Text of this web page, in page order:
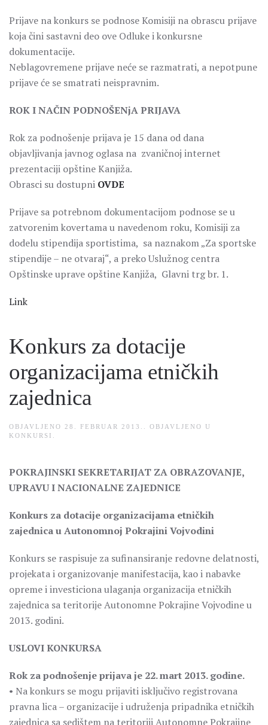
Prijave na konkurs se podnose Komisiji na obrascu prijave
koja čini sastavni deo ove Odluke i konkursne
dokumentacije.
Neblagovremene prijave neće se razmatrati, a nepotpune
prijave će se smatrati neispravnim.
ROK I NAČIN PODNOŠENjA PRIJAVA
Rok za podnošenje prijava je 15 dana od dana
objavljivanja javnog oglasa na zvaničnoj internet
prezentaciji opštine Kanjiža.
Obrasci su dostupni OVDE
Prijave sa potrebnom dokumentacijom podnose se u
zatvorenim kovertama u navedenom roku, Komisiji za
dodelu stipendija sportistima, sa naznakom „Za sportske
stipendije – ne otvaraj“, a preko Uslužnog centra
Opštinske uprave opštine Kanjiža, Glavni trg br. 1.
Link
Konkurs za dotacije
organizacijama etničkih
zajednica
OBJAVLJENO 28. FEBRUAR 2013.
. OBJAVLJENO U
KONKURSI
POKRAJINSKI SEKRETARIJAT ZA OBRAZOVANJE,
UPRAVU I NACIONALNE ZAJEDNICE
Konkurs za dotacije organizacijama etničkih
zajednica u Autonomnoj Pokrajini Vojvodini
Konkurs se raspisuje za sufinansiranje redovne delatnosti,
projekata i organizovanje manifestacija, kao i nabavke
opreme i investiciona ulaganja organizacija etničkih
zajednica sa teritorije Autonomne Pokrajine Vojvodine u
2013. godini.
USLOVI KONKURSA
Rok za podnošenje prijava je 22. mart 2013. godine.
• Na konkurs se mogu prijaviti isključivo registrovana
pravna lica – organizacije i udruženja pripadnika etničkih
zajednica sa sedištem na teritoriji Autonomne Pokrajine